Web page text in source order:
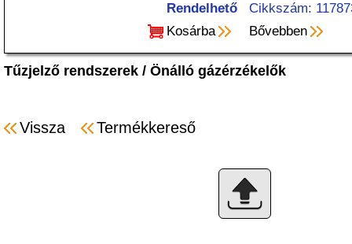
Rendelhető
Cikkszám:
Kosárba
Bővebben
Tűzjelző rendszerek / Önálló gázérzékelők
Vissza Termékkereső